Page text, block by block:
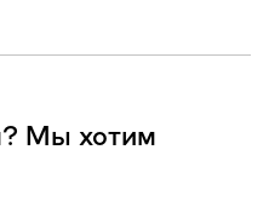
Мы хотим